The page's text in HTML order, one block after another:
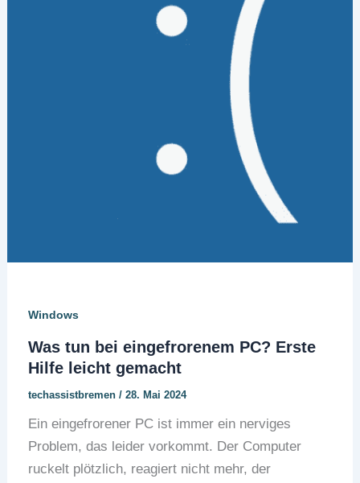
Windows
Was tun bei eingefrorenem PC? Erste
Hilfe leicht gemacht
techassistbremen / 28. Mai 2024
Ein eingefrorener PC ist immer ein nerviges
Problem, das leider vorkommt. Der Computer
ruckelt plötzlich, reagiert nicht mehr, der